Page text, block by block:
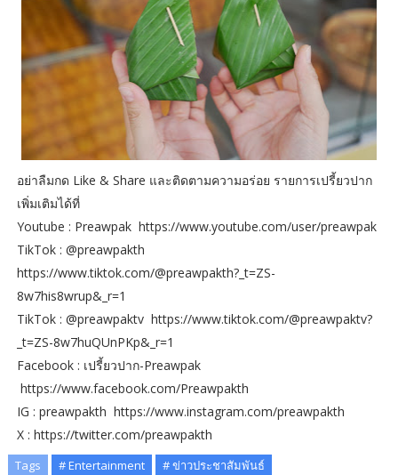
อย่าลืมกด Like & Share และติดตามความอร่อย รายการเปรี้ยวปาก
เพิ่มเติมได้ที่
Youtube : Preawpak https://www.youtube.com/user/preawpak
TikTok : @preawpakth
https://www.tiktok.com/@preawpakth?_t=ZS-
8w7his8wrup&_r=1
TikTok : @preawpaktv https://www.tiktok.com/@preawpaktv?
_t=ZS-8w7huQUnPKp&_r=1
Facebook : เปรี้ยวปาก-Preawpak
https://www.facebook.com/Preawpakth
IG : preawpakth https://www.instagram.com/preawpakth
X : https://twitter.com/preawpakth
Tags # Entertainment # ข่าวประชาสัมพันธ์